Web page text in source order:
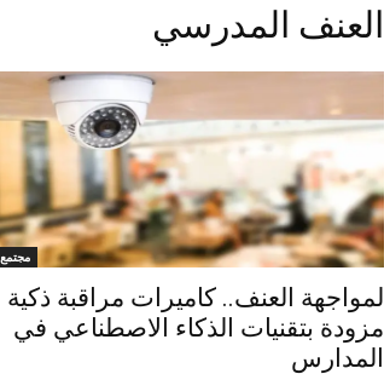
العنف المدرسي
مجتمع
لمواجهة العنف.. كاميرات مراقبة ذكية
مزودة بتقنيات الذكاء الاصطناعي في
المدارس